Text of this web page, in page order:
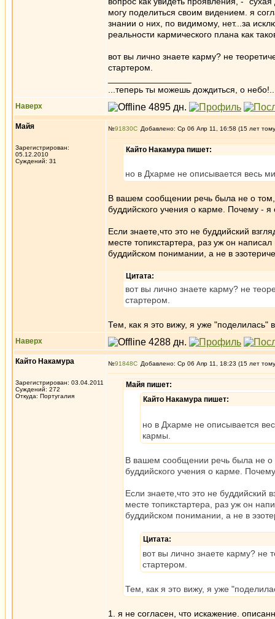
могу поделиться своим видением. я
знании о них, по видимому, нет...за
реальности кармического плана как
вот вы лично знаете карму? не
стартером.
...теперь ты можешь дождиться, о
Наверх
Майя
Зарегистрирован:
05.12.2010
Суждений: 31
№91830 Добавлено: Ср 06 Апр 11, 16:58 (15 лет
Кайто Накамура пишет:
но в Дхарме не описывается весь
В вашем сообщении речь была не о
буддийского учения о карме. Почему -
Если знаете,что это не буддийский
месте топикстартера, раз уж он
буддийском понимании, а не в
Цитата:
вот вы лично знаете карму? не
стартером.
Тем, как я это вижу, я уже
Наверх
Кайто Накамура
Зарегистрирован: 03.04.2011
Суждений: 272
Откуда: Португалия
№91848 Добавлено: Ср 06 Апр 11, 18:23 (15 лет
Майя пишет:
Кайто Накамура пишет:
но в Дхарме не описывается
кармы.
В вашем сообщении речь была не о
буддийского учения о карме.
Если знаете,что это не
месте топикстартера, раз уж он
буддийском понимании, а не в
Цитата:
вот вы лично знаете карму? не
стартером.
Тем, как я это вижу, я уже
1. я не согласен, что искажение.